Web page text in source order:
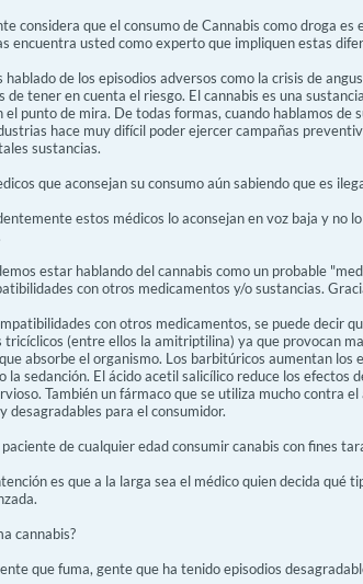
considera que el consumo de Cannabis como droga
encuentra usted como experto que impliquen estas
hablado de los episodios adversos como la crisis de
de tener en cuenta el riesgo. El cannabis es una
el punto de mira. De todas formas, cuando hablamos
hace muy difícil poder ejercer campañas
sustancias.
que aconsejan su consumo aún sabiendo que es
estos médicos lo aconsejan en voz baja y no
estar hablando del cannabis como un probable
con otros medicamentos y/o sustancias.
con otros medicamentos, se puede decir
(entre ellos la amitriptilina) ya que provocan
absorbe el organismo. Los barbitúricos aumentan
la sedanción. El ácido acetil salicílico reduce los
También un fármaco que se utiliza mucho contra
desagradables para el consumidor.
de cualquier edad consumir canabis con fines
es que a la larga sea el médico quien decida qué
cannabis?
que fuma, gente que ha tenido episodios